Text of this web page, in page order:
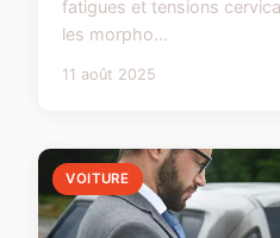
fatigues et tensions
les morpho...
11 août 2025
VOITURE